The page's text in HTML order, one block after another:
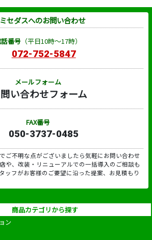
ミセダスへのお問い合わせ
番号（平日10時～17時）
072-752-5847
メールフォーム
問い合わせフォーム
FAX番号
050-3737-0485
ご不明な点がございましたら気軽にお問い合わせ
や、改装・リニューアルでの一括導入のご相談も
ッフがお客様のご要望に沿った提案、お見積もり
商品カテゴリから探す
ン